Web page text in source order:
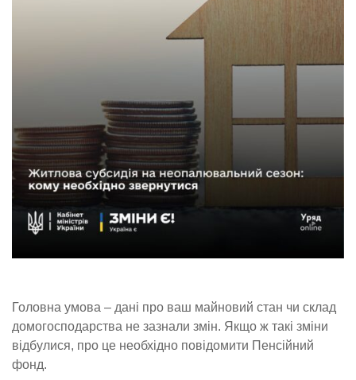
Головна умова – дані про ваш майновий стан чи склад
домогосподарства не зазнали змін. Якщо ж такі зміни
відбулися, про це необхідно повідомити Пенсійний
фонд.